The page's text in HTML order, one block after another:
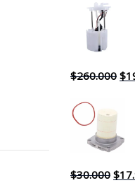
$260.000 El
$
$30.000 El
$